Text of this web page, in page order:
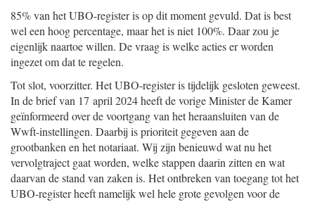
85% van het UBO-register is op dit moment gevuld. Dat is best
wel een hoog percentage, maar het is niet 100%. Daar zou je
eigenlijk naartoe willen. De vraag is welke acties er worden
ingezet om dat te regelen.
Tot slot, voorzitter. Het UBO-register is tijdelijk gesloten geweest.
In de brief van 17 april 2024 heeft de vorige Minister de Kamer
geïnformeerd over de voortgang van het heraansluiten van de
Wwft-instellingen. Daarbij is prioriteit gegeven aan de
grootbanken en het notariaat. Wij zijn benieuwd wat nu het
vervolgtraject gaat worden, welke stappen daarin zitten en wat
daarvan de stand van zaken is. Het ontbreken van toegang tot het
UBO-register heeft namelijk wel hele grote gevolgen voor de